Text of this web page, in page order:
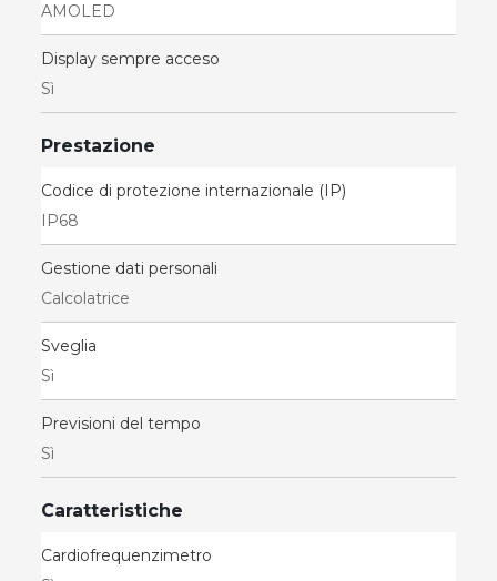
AMOLED
Display sempre acceso
Sì
Prestazione
Codice di protezione internazionale (IP)
IP68
Gestione dati personali
Calcolatrice
Sveglia
Sì
Previsioni del tempo
Sì
Caratteristiche
Cardiofrequenzimetro